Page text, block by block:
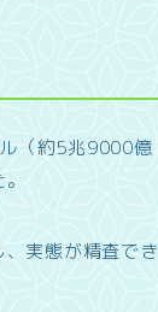
（約5兆9000億
実態が精査でき